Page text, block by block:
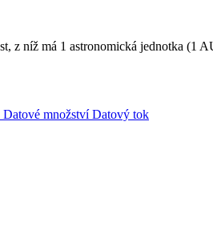
z níž má 1 astronomická jednotka (1
Datové množstvíDatový tok